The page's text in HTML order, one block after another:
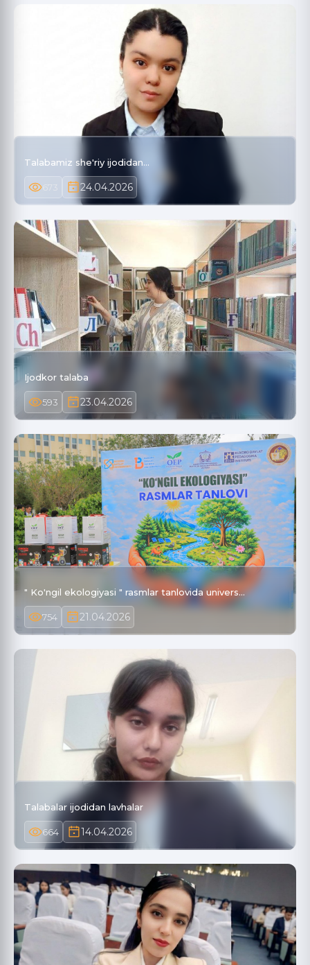
Talabamiz she'riy ijodidan...
673 24.04.2026
Ijodkor talaba
593 23.04.2026
" Ko'ngil ekologiyasi " rasmlar tanlovida univers…
754 21.04.2026
Talabalar ijodidan lavhalar
664 14.04.2026